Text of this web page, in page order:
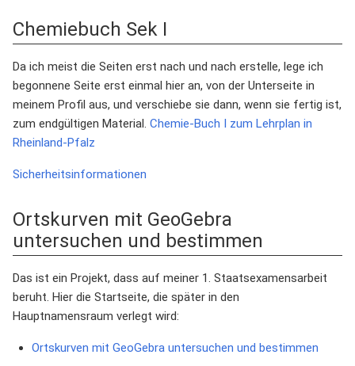
Chemiebuch Sek I
Da ich meist die Seiten erst nach und nach erstelle, lege ich
begonnene Seite erst einmal hier an, von der Unterseite in
meinem Profil aus, und verschiebe sie dann, wenn sie fertig ist,
zum endgültigen Material. Chemie-Buch I zum Lehrplan in
Rheinland-Pfalz
Sicherheitsinformationen
Ortskurven mit GeoGebra
untersuchen und bestimmen
Das ist ein Projekt, dass auf meiner 1. Staatsexamensarbeit
beruht. Hier die Startseite, die später in den
Hauptnamensraum verlegt wird:
Ortskurven mit GeoGebra untersuchen und bestimmen